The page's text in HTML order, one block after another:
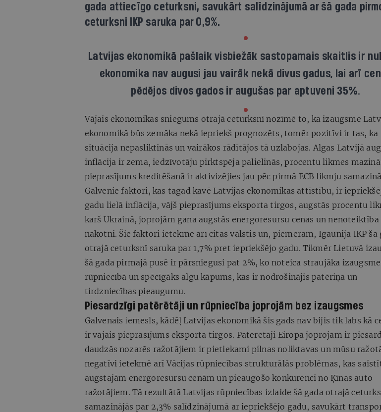
gada attiecīgo ceturksni, savukārt salīdzinājumā ar šā gada
ceturksni IKP saruka par 0,9%.
Latvijas ekonomikā pašlaik visbiežāk sastopamais skaitlis ir
ekonomika nav augusi jau vairāk nekā divus gadus, lai arī
pēdējos divos gados ir augušas par aptuveni 35%.
Vājais ekonomikas sniegums otrajā ceturksnī nozīmē to, ka izaugsme
ekonomikā būs zemāka nekā iepriekš prognozēts, tomēr pozitīvi ir tas, ka
situācija nepasliktinās un vairākos rādītājos tā uzlabojas. Algas Latvijā
inflācija ir zema, iedzīvotāju pirktspēja palielinās, procentu likmes
pieprasījums kreditēšanā ir aktivizējies jau pēc pirmā ECB likmju
Galvenie faktori, kas tagad kavē Latvijas ekonomikas attīstību, ir
gadu lielā inflācija, vājš pieprasījums eksporta tirgos, augstās procentu
karš Ukrainā, joprojām gana augstās energoresursu cenas un nenoteiktība
nākotni. Šie faktori ietekmē arī citas valstis un, piemēram, Igaunijā IKP šā
otrajā ceturksnī saruka par 1,7% pret iepriekšējo gadu. Tikmēr Lietuvā
šā gada pirmajā pusē ir pārsniegusi pat 2%, ko noteica straujāka izaugsme
rūpniecībā un spēcīgāks algu kāpums, kas ir nodrošinājis patēriņa un
tirdzniecības pieaugumu.
Piesardzīgi patērētāji un rūpniecība joprojām bez izaugsmes
Galvenais iemesls, kādēļ Latvijas ekonomikā šis gads nav bijis tik labs kā
ir vājais pieprasījums eksporta tirgos. Patērētāji Eiropā joprojām ir
daudzās nozarēs ražotājiem ir pietiekami pilnas noliktavas un mūsu
negatīvi ietekmē arī Vācijas rūpniecības strukturālās problēmas, kas
augstajām energoresursu cenām un pieaugošo konkurenci no Ķīnas auto
ražotājiem. Tā rezultātā Latvijas rūpniecības izlaide šā gada otrajā
samazinājās par 2,3% salīdzinājumā ar iepriekšējo gadu, savukārt